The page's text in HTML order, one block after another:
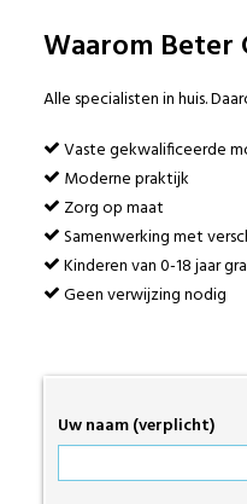
Waarom Beter
Alle specialisten in huis.
Vaste gekwalificeerde
Moderne praktijk
Zorg op maat
Samenwerking met
Kinderen van 0-18 jaar
Geen verwijzing nodig
Uw naam (verplicht)